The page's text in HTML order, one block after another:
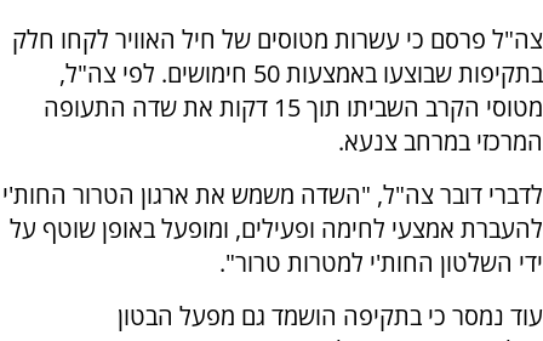
צה"ל פרסם כי עשרות מטוסים של חיל האוויר לקחו חלק
בתקיפות שבוצעו באמצעות 50 חימושים. לפי צה"ל,
מטוסי הקרב השביתו תוך 15 דקות את שדה התעופה
המרכזי במרחב צנעא.
לדברי דובר צה"ל, "השדה משמש את ארגון הטרור החות'י
להעברת אמצעי לחימה ופעילים, ומופעל באופן שוטף על
ידי השלטון החות'י למטרות טרור".
עוד נמסר כי בתקיפה הושמד גם מפעל הבטון